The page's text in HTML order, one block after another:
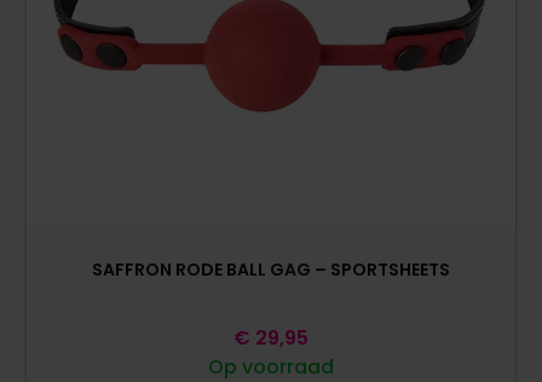
SAFFRON RODE BALL GAG – SPORTSHEETS
Op voorraad
€ 29,95